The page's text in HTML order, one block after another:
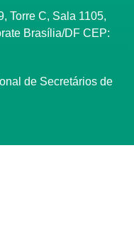
Torre C, Sala 1105,
Brasília/DF CEP:
de Secretários de